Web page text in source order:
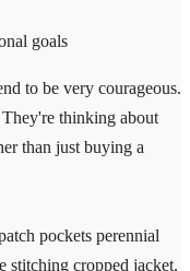
goals
to be very courageous.
thinking about
than just buying a
pockets perennial
stitching cropped jacket.